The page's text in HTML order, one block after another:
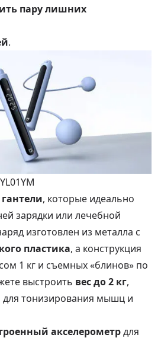
пару лишних
.
, которые идеально
зарядки или лечебной
изготовлен из металла с
пластика, а конструкция
1 кг и съемных «блинов» по
выстроить вес до 2 кг,
для тонизирования мышц и
акселерометрдля